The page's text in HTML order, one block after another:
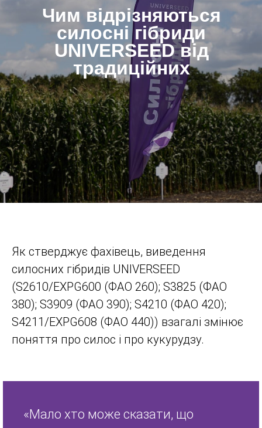
Чим відрізняються
силосні гібриди
UNIVERSEED від
традиційних
Як стверджує фахівець, виведення
силосних гібридів UNIVERSEED
(S2610/EXPG600 (ФАО 260); S3825 (ФАО
380); S3909 (ФАО 390); S4210 (ФАО 420);
S4211/EXPG608 (ФАО 440)) взагалі змінює
поняття про силос і про кукурудзу.
«Мало хто може сказати, що